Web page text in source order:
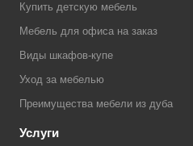
Купить детскую мебель
Мебель для офиса на заказ
Виды шкафов-купе
Уход за мебелью
Преимущества мебели из дуба
Услуги